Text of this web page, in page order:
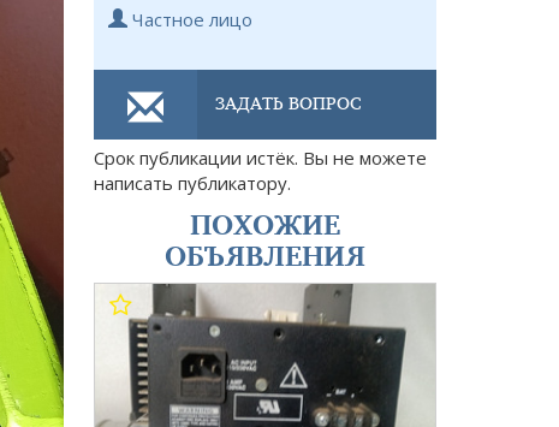
Частное лицо
ЗАДАТЬ ВОПРОС
Срок публикации истёк. Вы не можете
написать публикатору.
ПОХОЖИЕ
ОБЪЯВЛЕНИЯ